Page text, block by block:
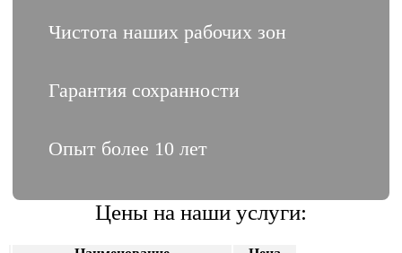
Чистота наших рабочих зон
Гарантия сохранности
Опыт более 10 лет
Цены на наши услуги: